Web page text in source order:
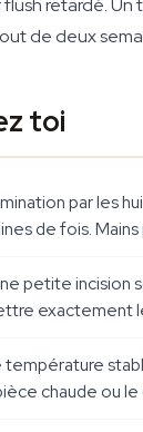
retardé.
de deux
toi
par les
de fois. Mains
petite incision
exactement
chaude ou